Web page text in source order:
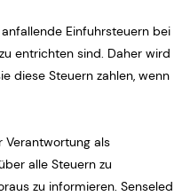
Einfuhrsteuern bei
entrichten sind. Daher wird
diese Steuern zahlen, wenn
Verantwortung als
alle Steuern zu
zu informieren. Senseled